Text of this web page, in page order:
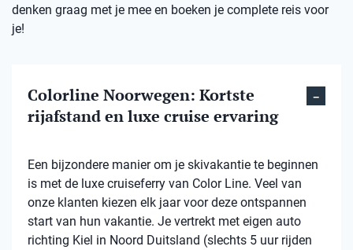
denken graag met je mee en boeken je complete reis voor
je!
Colorline Noorwegen: Kortste
rijafstand en luxe cruise ervaring
Een bijzondere manier om je skivakantie te beginnen
is met de luxe cruiseferry van Color Line. Veel van
onze klanten kiezen elk jaar voor deze ontspannen
start van hun vakantie. Je vertrekt met eigen auto
richting Kiel in Noord Duitsland (slechts 5 uur rijden